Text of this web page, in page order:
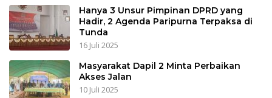
Hanya 3 Unsur Pimpinan DPRD yang
Hadir, 2 Agenda Paripurna Terpaksa di
Tunda
16 Juli 2025
Masyarakat Dapil 2 Minta Perbaikan
Akses Jalan
10 Juli 2025